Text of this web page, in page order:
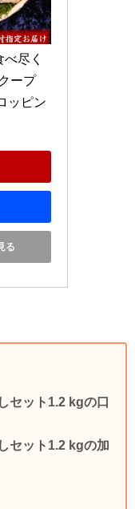
尽く
ープ
ッピン
る
セット1.2 kgの口
セット1.2 kgの加